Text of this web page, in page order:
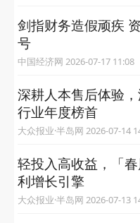
剑指财务造假顽疾
号
中国经济网 2026-07-17 11:08
深耕人本售后体验
行业年度榜首
大众报业·半岛网 2026-07-
轻投入高收益，「
利增长引擎
大众报业·半岛网 2026-07-